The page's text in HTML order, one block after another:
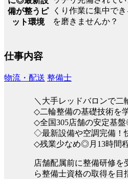
備が整うピ
ット環境
くり作業に集中で
を磨きませんか？
仕事内容
物流・配送 整備士
＼大手レッドバロンで二
◇二輪整備の基礎技術を
◇全国305店舗の安定基
◇最新設備や空調完備！
◇残業少なめ◎月13時間
店舗配属前に整備研修を
ら整備士資格の取得を目